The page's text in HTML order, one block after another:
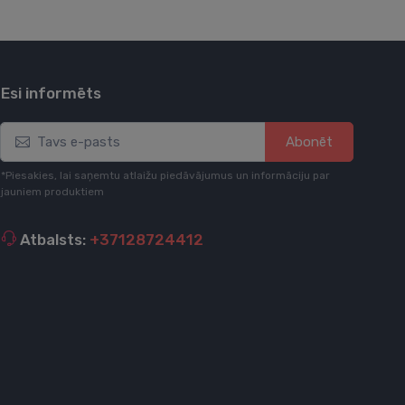
Esi informēts
Abonēt
*Piesakies, lai saņemtu atlaižu piedāvājumus un informāciju par
jauniem produktiem
Atbalsts: +37128724412